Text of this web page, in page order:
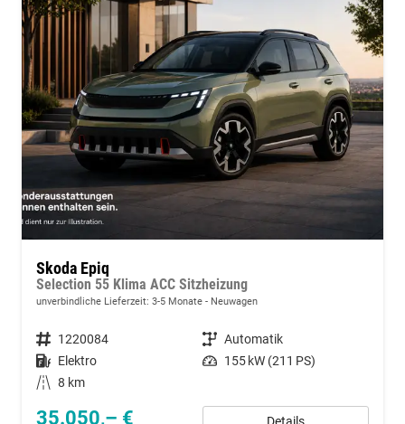
Skoda Epiq
Selection 55 Klima ACC Sitzheizung
unverbindliche Lieferzeit: 3-5 Monate Neuwagen
Fahrzeugnummer 1220084 Getriebe Automatik
Kraftstoff Elektro Leistung 155 kW (211 PS)
Kilometerstand 8 km
35.050,– €